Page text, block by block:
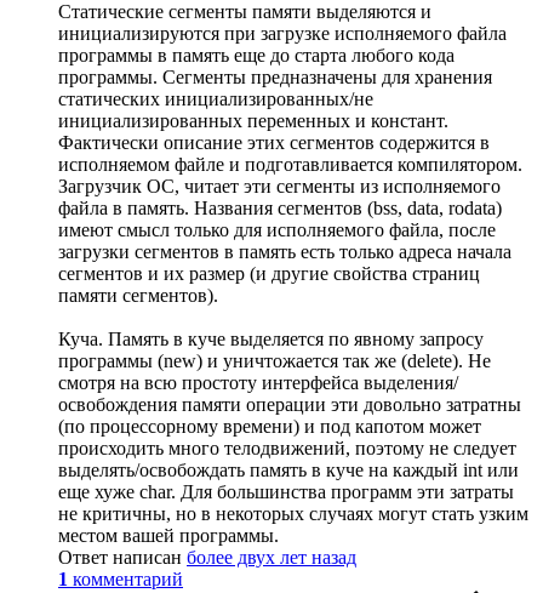
Статические сегменты памяти выделяются и
инициализируются при загрузке исполняемого файла
программы в память еще до старта любого кода
программы. Сегменты предназначены для хранения
статических инициализированных/не
инициализированных переменных и констант.
Фактически описание этих сегментов содержится в
исполняемом файле и подготавливается компилятором.
Загрузчик ОС, читает эти сегменты из исполняемого
файла в память. Названия сегментов (bss, data, rodata)
имеют смысл только для исполняемого файла, после
загрузки сегментов в память есть только адреса начала
сегментов и их размер (и другие свойства страниц
памяти сегментов).
Куча. Память в куче выделяется по явному запросу
программы (new) и уничтожается так же (delete). Не
смотря на всю простоту интерфейса выделения/
освобождения памяти операции эти довольно затратны
(по процессорному времени) и под капотом может
происходить много телодвижений, поэтому не следует
выделять/освобождать память в куче на каждый int или
еще хуже char. Для большинства программ эти затраты
не критичны, но в некоторых случаях могут стать узким
местом вашей программы.
Ответ написан более двух лет назад
1 комментарий